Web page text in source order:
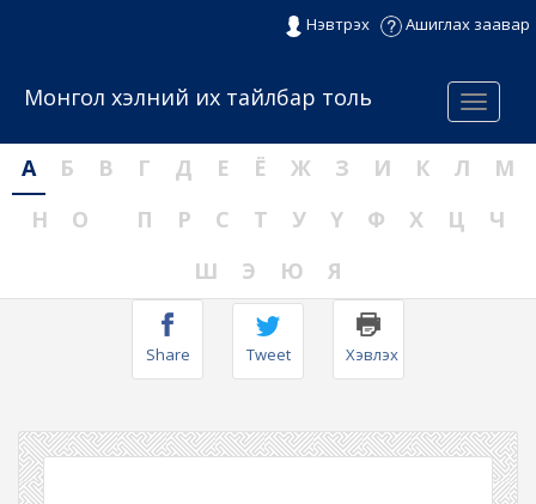
Нэвтрэх Ашиглах заавар
Menu
Монгол хэлний их тайлбар толь
А Б В Г Д Е Ё Ж З И К Л
М
Н
О П Р С Т У Ү Ф Х Ц
Ч
Ш
Э Ю Я
Share Tweet Хэвлэх